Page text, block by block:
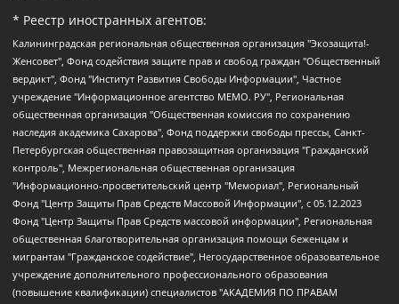
* Реестр иностранных агентов:
Калининградская региональная общественная организация "Экозащита!-Женсовет", Фонд содействия защите прав и свобод граждан "Общественный вердикт", Фонд "Институт Развития Свободы Информации", Частное учреждение "Информационное агентство МЕМО. РУ", Региональная общественная организация "Общественная комиссия по сохранению наследия академика Сахарова", Фонд поддержки свободы прессы, Санкт-Петербургская общественная правозащитная организация "Гражданский контроль", Межрегиональная общественная организация "Информационно-просветительский центр "Мемориал", Региональный Фонд "Центр Защиты Прав Средств Массовой Информации", с 05.12.2023 Фонд "Центр Защиты Прав Средств массовой информации", Региональная общественная благотворительная организация помощи беженцам и мигрантам "Гражданское содействие", Негосударственное образовательное учреждение дополнительного профессионального образования (повышение квалификации) специалистов "АКАДЕМИЯ ПО ПРАВАМ ЧЕЛОВЕКА", Свердловская региональная общественная организация "Сутяжник", Автономная некоммерческая организация "Центр независимых социологических исследований", Союз общественных объединений "Российский исследовательский центр по правам человека", Региональное общественное учреждение научно-информационный центр "МЕМОРИАЛ", Некоммерческая организация "Фонд защиты гласности", Автономная некоммерческая организация "Институт прав человека", Городская общественная организация "Екатеринбургское общество "МЕМОРИАЛ", Городская общественная организация "Рязанское историко-просветительское и правозащитное общество "Мемориал" (Рязанский Мемориал), Челябинский региональный орган общественной самодеятельности – женское общественное объединение "Женщины Евразии", Челябинский региональный орган общественной самодеятельности "Уральская правозащитная группа", Фонд содействия защите здоровья и социальной справедливости имени Андрея Рылькова, Автономная Некоммерческая Организация "Аналитический Центр Юрия Левады", Автономная некоммерческая организация социальной поддержки населения "Проект Апрель", Региональная общественная организация помощи женщинам и детям, находящимся в кризисной ситуации "Информационно-методический центр "Анна", Фонд содействия развитию массовых коммуникаций и правовому просвещению "Так-так-Так", Фонд содействия устойчивому развитию "Серебряная тайга", Свердловский региональный общественный фонд социальных проектов "Новое время", "Idel.Реалии", Кавказ.Реалии, Крым.Реалии, Телеканал Настоящее Время, Татаро-башкирская служба Радио Свобода (Azatliq Radiosi), Радио Свободная Европа/Радио Свобода (PCE/PC), "Сибирь.Реалии", "Фактограф", Благотворительный фонд помощи осужденным и их семьям, Автономная некоммерческая организация "Институт глобализации и социальных движений", Фонд "В защиту прав заключенных", Частное учреждение "Центр поддержки и содействия развитию средств массовой информации", Пензенский региональный общественный благотворительный фонд "Гражданский союз", "Север.Реалии", Некоммерческая организация Фонд "Правовая инициатива", Общество с ограниченной ответственностью "Радио Свободная Европа/Радио Свобода", Чешское информационное агентство "MEDIUM-ORIENT", Красноярская региональная общественная организация "Мы против СПИДа", Камалягин Денис Николаевич, Маркелов Сергей Евгеньевич, Пономарев Лев Александрович, Савицкая Людмила Алексеевна, Автономная некоммерческая организация "Центр по работе с проблемой насилия "НАСИЛИЮ.НЕТ", Межрегиональный профессиональный союз работников здравоохранения "Альянс врачей", Юридическое лицо, зарегистрированное в Латвийской Республике, SIA "Medusa Project" (регистрационный номер 40103797863, дата регистрации 10.06.2014), Некоммерческая организация "Фонд по борьбе с коррупцией", Автономная некоммерческая организация "Институт права и публичной политики", Баданин Роман Сергеевич, Гликин Максим Александрович, Железнова Мария Михайловна, Лукьянова Юлия Сергеевна, Маетная Елизавета Витальевна, Маняхин Петр Борисович, Чуракова Ольга Владимировна, Ярош Юлия Петровна, Юридическое лицо "The Insider SIA", зарегистрированное в Риге, Латвийская Республика (дата регистрации 26.06.2015), являющееся администратором доменного имени интернет-издания "The Insider SIA", https://theins.ru, Постернак Алексей Евгеньевич, Рубин Михаил Аркадьевич, Анин Роман Александрович, Юридическое лицо Istories fonds, зарегистрированное в Латвийской Республике (регистрационный номер 50008295751, дата регистрации 24.02.2020), Великовский Дмитрий Александрович, Долинина Ирина Николаевна, Мароховская Алеся Алексеевна, Шлейнов Роман Юрьевич, Шмагун Олеся Валентиновна, Общество с ограниченной ответственностью "Альтаир 2021", Общество с ограниченной ответственностью "Вега 2021", Общество с ограниченной ответственностью "Главный редактор 2021", Общество с ограниченной ответственностью "Ромашки монолит", Важенков Артем Валерьевич, Ивановская областная общественная организация "Центр гендерных исследований", Гурман Юрий Альбертович, Медиапроект "ОВД-Инфо", Егоров Владимир Владимирович, Жилинский Владимир Александрович, Общество с ограниченной ответственностью "ЗП", Иванова София Юрьевна, Карезина Инна Павловна, Кильтау Екатерина Викторовна, Петров Алексей Викторович, Пискунов Сергей Евгеньевич, Смирнов Сергей Сергеевич, Тихонов Михаил Сергеевич, Общество с ограниченной ответственностью "ЖУРНАЛИСТ-ИНОСТРАННЫЙ АГЕНТ", Арапова Галина Юрьевна, Вольтская Татьяна Анатольевна, Американская компания "Mason G.E.S. Anonymous Foundation" (США), являющаяся владельцем интернет-издания https://mnews.world/, Компания "Stichting Bellingcat", зарегистрированная в Нидерландах (дата регистрации 11.07.2018), Захаров Андрей Вячеславович, Клепиковская Екатерина Дмитриевна, Общество с ограниченной ответственностью "МЕМО", Перл Роман Александрович, Симонов Евгений Алексеевич, Соловьева Елена Анатольевна, Сотников Даниил Владимирович, Сурначева Елизавета Дмитриевна, Автономная некоммерческая организация по защите прав человека и информированию населения "Якутия – Наше Мнение", Общество с ограниченной ответственностью "Москоу диджитал медиа", с 26.01.2023 Общество с ограниченной ответственностью "Чайка Белые сады", Ветошкина Валерия Валерьевна, Заговора Максим Александрович, Межрегиональное общественное движение "Российская ЛГБТ - сеть", Оленичев Максим Владимирович, Павлов Иван Юрьевич, Скворцова Елена Сергеевна, Общество с ограниченной ответственностью "Как бы инагент", Кочетков Игорь Викторович, Общество с ограниченной ответственностью "Честные выборы", Еланчик Олег Александрович, Общество с ограниченной ответственностью "Нобелевский призыв", Гималова Регина Эмилевна, Григорьев Андрей Валерьевич, Григорьева Алина Александровна, Ассоциация по содействию защите прав призывников, альтернативнослужащих и военнослужащих "Правозащитная группа "Гражданин.Армия.Право", Хисамова Регина Фаритовна, Автономная некоммерческая организация по реализации социально-правовых программ "Лилит", Дальневосточное общественное движение "Маяк", Санкт-Петербургская ЛГБТ-инициативная группа "Выход", Инициативная группа ЛГБТ+ "Реверс", Алексеев Андрей Викторович, Бекбулатова Таисия Львовна, Беляев Иван Михайлович, Владыкина Елена Сергеевна, Гельман Марат Александрович, Никульшина Вероника Юрьевна, Толоконникова Надежда Андреевна, Шендерович Виктор Анатольевич, Общество с ограниченной ответственностью "Данное сообщение", Общество с ограниченной ответственностью Издательский дом "Новая глава", Айнбиндер Александра Александровна, Московский комьюнити-центр для ЛГБТ+инициатив, Благотворительный фонд развития филантропии, Deutsche Welle (Германия, Kurt-Schumacher-Strasse 3, 53113 Bonn), Борзунова Мария Михайловна, Воробьев Виктор Викторович, Голубева Анна Львовна, Константинова Алла Михайловна, Малкова Ирина Владимировна, Мурадов Мурад Абдулгалимович, Осетинская Елизавета Николаевна, Понасенков Евгений Николаевич, Ганапольский Матвей Юрьевич, Киселев Евгений Алексеевич, Борухович Ирина Григорьевна, Дремин Иван Тимофеевич, Дубровский Дмитрий Викторович, Красноярская региональная общественная организация поддержки и развития альтернативных образовательных технологий и межкультурных коммуникаций "ИНТЕРРА", Маяковская Екатерина Алексеевна, Фейгин Марк Захарович, Филимонов Андрей Викторович, Дзугкоева Регина Николаевна, Доброхотов Роман Александрович, Дудь Юрий Александрович, Елкин Сергей Владимирович, Кругликов Кирилл Игоревич, Сабунаева Мария Леонидовна, Семенов Алексей Владимирович, Шаинян Карен Багратович, Шульман Екатерина Михайловна, Асафьев Артур Валерьевич, Вахштайн Виктор Семенович, Венедиктов Алексей Алексеевич, Лушникова Екатерина Евгеньевна, Волков Леонид Михайлович, Невзоров Александр Глебович, Пархоменко Сергей Борисович, Сироткин Ярослав Николаевич, Кара-Мурза Владимир Владимирович, Баранова Наталья Владимировна, Гозман Леонид Яковлевич, Кагарлицкий Борис Юльевич, Климарев Михаил Валерьевич, Милов Владимир Станиславович, Автономная некоммерческая организация Краснодарский центр современного искусства "Типография", Моргенштерн Алишер Тагирович, Соболь Любовь Эдуардовна, Общество с ограниченной ответственностью "ЛИЗА НОРМ", Каспаров Гарри Кимович, Ходорковский Михаил Борисович, Общество с ограниченной ответственностью "Апрельские тезисы", Данилович Ирина Брониславовна, Кашин Олег Владимирович, Петров Николай Владимирович, Пивоваров Алексей Владимирович, Соколов Михаил Владимирович, Цветкова Юлия Владимировна, Чичваркин Евгений Александрович, Комитет против пыток/Команда против пыток, Общество с ограниченной ответственностью "Первый научный", Общество с ограниченной ответственностью "Вертолет и ко", Белоцерковская Вероника Борисовна, Кац Максим Евгеньевич, Лазарева Татьяна Юрьевна, Шаведдинов Руслан Табризович, Яшин Илья Валерьевич, Общество с ограниченной ответственностью "Иноагент ААВ", Алешковский Дмитрий Петрович, Альбац Евгения Марковна, Быков Дмитрий Львович, Галямина Юлия Евгеньевна, Лойко Сергей Леонидович, Мартынов Кирилл Константинович, Медведев Сергей Александрович, Крашенинников Федор Геннадиевич, Гордеева Катерина Вл